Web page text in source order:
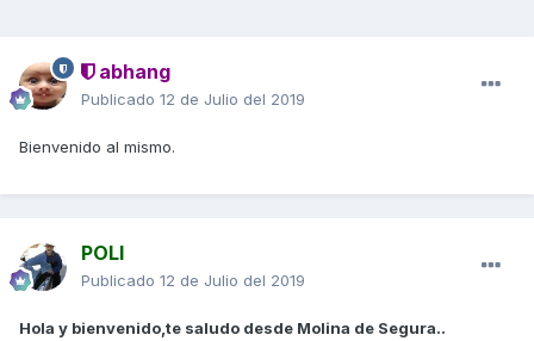
abhang
Publicado 12 de Julio del 2019
Bienvenido al mismo.
POLI
Publicado 12 de Julio del 2019
Hola y bienvenido,te saludo desde Molina de Segura..